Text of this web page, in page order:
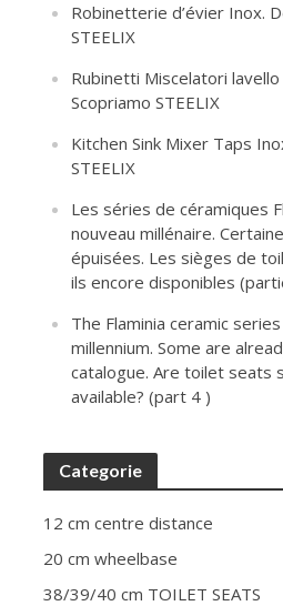
Robinetterie d’évier Inox.
STEELIX
Rubinetti Miscelatori lavello
Scopriamo STEELIX
Kitchen Sink Mixer Taps
STEELIX
Les séries de céramiques
nouveau millénaire.
épuisées. Les sièges de
ils encore disponibles
The Flaminia ceramic
millennium. Some are
catalogue. Are toilet seats
available? (part 4 )
Categorie
12 cm centre distance
20 cm wheelbase
38/39/40 cm TOILET SEATS